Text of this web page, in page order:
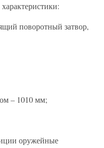
поворотный затвор,
– 1010 мм;
оружейные